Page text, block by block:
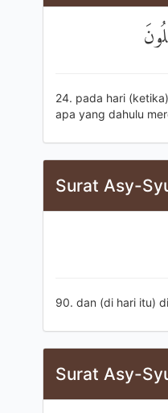
24. pada hari
apa yang dahulu
Surat Asy-
90. dan (di hari itu)
Surat Asy-